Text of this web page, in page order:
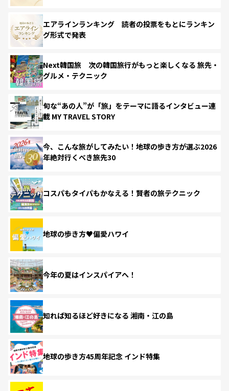
エアラインランキング 読者の投票をもとにランキン
グ形式で発表
Next韓国旅 次の韓国旅行がもっと楽しくなる 旅先・
グルメ・テクニック
旬な“あの人”が「旅」をテーマに語るインタビュー連
載 MY TRAVEL STORY
今、こんな旅がしてみたい！地球の歩き方が選ぶ2026
年絶対行くべき旅先30
コスパもタイパもかなえる！賢者の旅テクニック
地球の歩き方♥偏愛ハワイ
今年の夏はインスパイアへ！
知れば知るほど好きになる 湘南・江の島
地球の歩き方45周年記念 インド特集